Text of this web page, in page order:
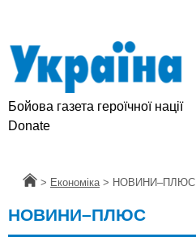
Бойова газета героїчної нації
Donate
Головна
> Економіка > НОВИНИ–ПЛЮС
НОВИНИ–ПЛЮС